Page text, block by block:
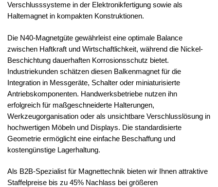
Verschlusssysteme in der Elektronikfertigung sowie als
Haltemagnet in kompakten Konstruktionen.
Die N40-Magnetgüte gewährleist eine optimale Balance
zwischen Haftkraft und Wirtschaftlichkeit, während die Nickel-
Beschichtung dauerhaften Korrosionsschutz bietet.
Industriekunden schätzen diesen Balkenmagnet für die
Integration in Messgeräte, Schalter oder miniaturisierte
Antriebskomponenten. Handwerksbetriebe nutzen ihn
erfolgreich für maßgeschneiderte Halterungen,
Werkzeugorganisation oder als unsichtbare Verschlusslösung in
hochwertigen Möbeln und Displays. Die standardisierte
Geometrie ermöglicht eine einfache Beschaffung und
kostengünstige Lagerhaltung.
Als B2B-Spezialist für Magnettechnik bieten wir Ihnen attraktive
Staffelpreise bis zu 45% Nachlass bei größeren